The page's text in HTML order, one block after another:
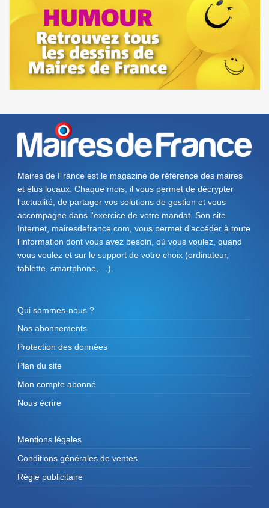
Maires de France est le magazine de référence des maires
et élus locaux. Chaque mois, il vous permet de décrypter
l'actualité, de partager vos solutions de gestion et vous
accompagne dans l'exercice de votre mandat. Son site
Internet, mairesdefrance.com, vous permet d’accéder à toute
l'information dont vous avez besoin, où vous voulez, quand
vous voulez et sur le support de votre choix (ordinateur,
tablette, smartphone, ...).
Qui sommes-nous ?
Nos abonnements
Protection des données
Plan du site
Mon compte abonné
Nous écrire
Mentions légales
Conditions générales de ventes
Régie publicitaire